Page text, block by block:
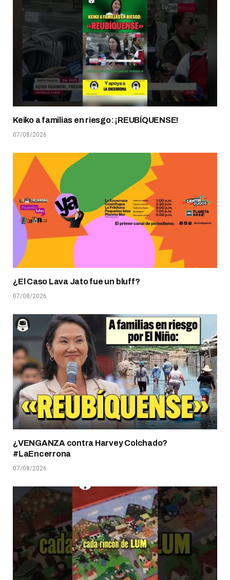
Keiko a familias en riesgo: ¡REUBÍQUENSE!
07/08/2026
¿El Caso Lava Jato fue un bluff?
07/08/2026
¿VENGANZA contra Harvey Colchado?
#LaEncerrona
07/08/2026